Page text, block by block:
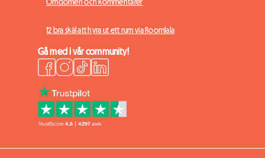
12 bra skäl att hyra ut ett rum via Roomlala
Gå med i vår community!